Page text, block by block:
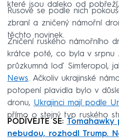
které jsou daleko od
Rusové se podle nich
zbraní a zničený námořní
těchto novinek.
Zničení ruského námořního
krátce poté, co byla v srpnu
průzkumná loď Simferopol,
News. Ačkoliv ukrajinské
potopení plavidla bylo v
dronu, Ukrajinci mají podle
přímo o stejný typ ruského
PODÍVEJTE SE: Tomahawky
nebudou, rozhodl Trump.